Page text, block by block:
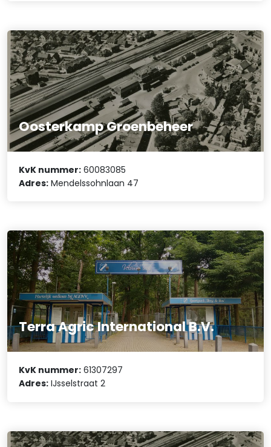
Oosterkamp Groenbeheer
KvK nummer: 60083085
Adres: Mendelssohnlaan 47
Terra Agric International B.V.
KvK nummer: 61307297
Adres: IJsselstraat 2